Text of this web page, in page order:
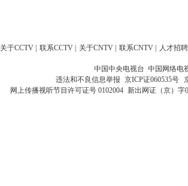
关于CCTV 联系CCTV 关于CNTV 联系CNTV 人才招聘
中国中央电视台 中国网络电
违法和不良信息举报 京ICP证060535号
网上传播视听节目许可证号 0102004 新出网证（京）